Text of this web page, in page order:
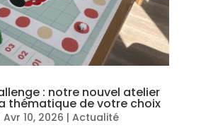
: notre nouvel atelier
thématique de votre choix
Avr 10, 2026 | Actualité